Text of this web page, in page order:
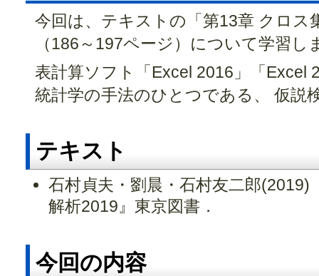
今回は、テキストの「第13章 クロス
（186～197ページ）について学習し
表計算ソフト「Excel 2016」「Excel
統計学の手法のひとつである、 仮説
テキスト
石村貞夫・劉晨・石村友二郎
解析2019』東京図書．
今回の内容